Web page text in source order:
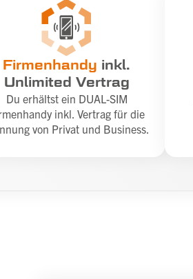
Firmenhandy inkl.
Unlimited Vertrag
Du erhältst ein DUAL-SIM
inkl. Vertrag für die
von Privat und Business.